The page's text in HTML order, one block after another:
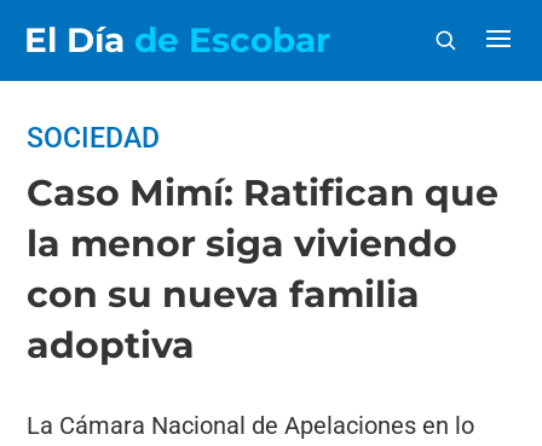
El Día de Escobar
SOCIEDAD
Caso Mimí: Ratifican que
la menor siga viviendo
con su nueva familia
adoptiva
La Cámara Nacional de Apelaciones en lo